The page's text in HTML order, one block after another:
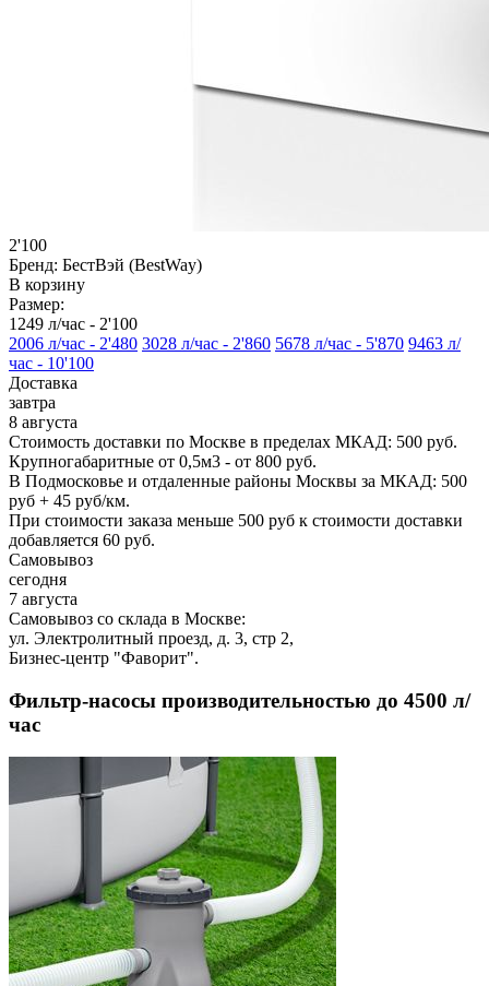
2'100
Бренд: БестВэй (BestWay)
В корзину
Размер:
1249 л/час - 2'100
2006 л/час - 2'480 3028 л/час - 2'860 5678 л/час - 5'870 9463 л/
час - 10'100
Доставка
завтра
8 августа
Стоимость доставки по Москве в пределах МКАД: 500 руб.
Крупногабаритные от 0,5м3 - от 800 руб.
В Подмосковье и отдаленные районы Москвы за МКАД: 500
руб + 45 руб/км.
При стоимости заказа меньше 500 руб к стоимости доставки
добавляется 60 руб.
Самовывоз
сегодня
7 августа
Самовывоз со склада в Москве:
ул. Электролитный проезд, д. 3, стр 2,
Бизнес-центр "Фаворит".
Фильтр-насосы производительностью до 4500 л/
час